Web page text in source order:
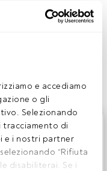
e accediamo
o gli
Selezionando
tracciamento di
e i nostri partner
“Rifiuta
disabiliterai. Se i
FundsPeople. Se
Login. Se non
per scoprire
da offrire.